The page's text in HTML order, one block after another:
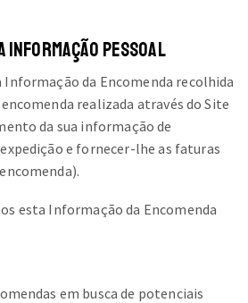
INFORMAÇÃO PESSOAL
da Encomenda recolhida
realizada através do Site
da sua informação de
e fornecer-lhe as faturas
esta Informação da Encomenda
em busca de potenciais